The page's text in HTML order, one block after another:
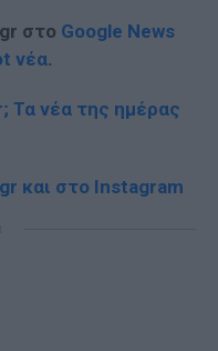
στο Google News
νέα.
Τα νέα της ημέρας
και στο Instagram